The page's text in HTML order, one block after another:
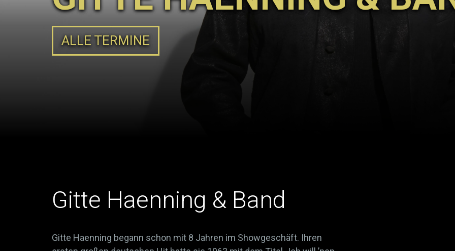
ALLE TERMINE
Gitte Haenning & Band
Gitte Haenning begann schon mit 8 Jahren im Showgeschäft. Ihren